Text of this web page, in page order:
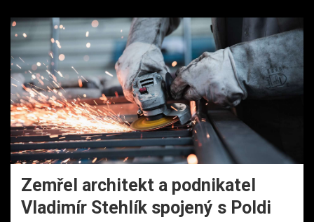
Zemřel architekt a podnikatel
Vladimír Stehlík spojený s Poldi